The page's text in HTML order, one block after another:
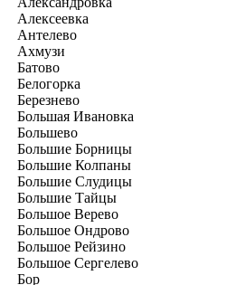
Алексеевка
Антелево
Ахмузи
Батово
Белогорка
Березнево
Большая Ивановка
Большево
Большие Борницы
Большие Колпаны
Большие Слудицы
Большие Тайцы
Большое Верево
Большое Ондрово
Большое Рейзино
Большое Сергелево
Бор